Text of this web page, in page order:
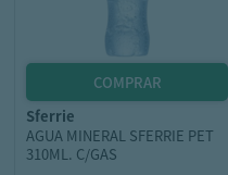
sferrie
AGUA MINERAL SFERRIE PET
310ML. C/GAS